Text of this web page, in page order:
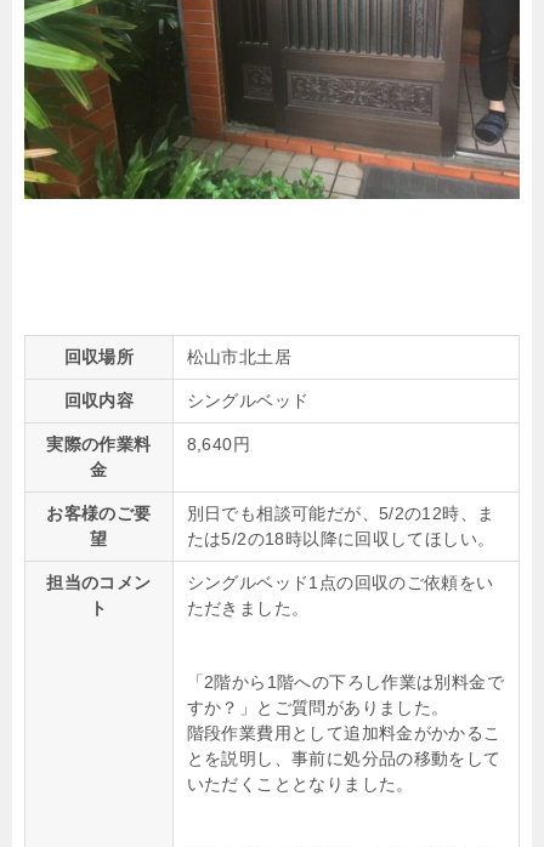
回収場所 松山市北土居
回収内容 シングルベッド
実際の作業料
金
8,640円
お客様のご要
望
別日でも相談可能だが、5/2の12時、ま
たは5/2の18時以降に回収してほしい。
担当のコメン
ト
シングルベッド1点の回収のご依頼をい
ただきました。
「2階から1階への下ろし作業は別料金で
すか？」とご質問がありました。
階段作業費用として追加料金がかかるこ
とを説明し、事前に処分品の移動をして
いただくこととなりました。